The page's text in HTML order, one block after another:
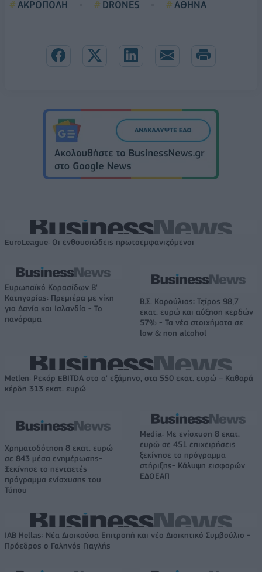
ΑΚΡΟΠΟΛΗ DRONES ΑΘΗΝΑ
EuroLeague: Οι ενθουσιώδεις πρωτοεμφανιζόμενοι
Ευρωπαϊκό Κορασίδων Β'
Κατηγορίας: Πρεμιέρα με νίκη
για Δανία και Ισλανδία - Το
πανόραμα
Β.Σ. Καρούλιας: Τζίρος 98,7
εκατ. ευρώ και αύξηση κερδών
57% - Τα νέα στοιχήματα σε
low & non alcohol
Metlen: Ρεκόρ EBITDA στο α' εξάμηνο, στα 550 εκατ. ευρώ – Καθαρά
κέρδη 313 εκατ. ευρώ
Χρηματοδότηση 8 εκατ. ευρώ
σε 843 μέσα ενημέρωσης-
Ξεκίνησε το πενταετές
πρόγραμμα ενίσχυσης του
Τύπου
Media: Με ενίσχυση 8 εκατ.
ευρώ σε 451 επιχειρήσεις
ξεκίνησε το πρόγραμμα
στήριξης- Κάλυψη εισφορών
ΕΔΟΕΑΠ
IAB Hellas: Νέα Διοικούσα Επιτροπή και νέο Διοικητικό Συμβούλιο -
Πρόεδρος ο Γαληνός Γιαγλής